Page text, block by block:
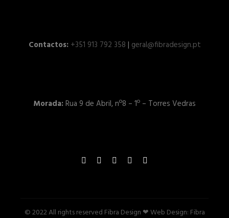
Contactos: +351 913 792 358 | geral@fibradesign.pt
Morada:Rua 9 de Abril, nº8 – 1º – Torres Vedras
© 2022 All rights reserved Fibra Design ❤ Web Design: Fibra